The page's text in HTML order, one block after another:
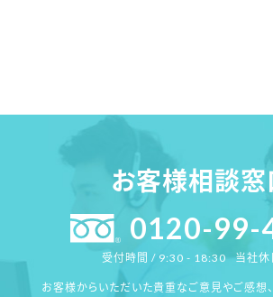
お客様相談窓
0120-99-
受付時間 / 9:30 - 18:30
当社休
お客様からいただいた貴重なご意見やご感想